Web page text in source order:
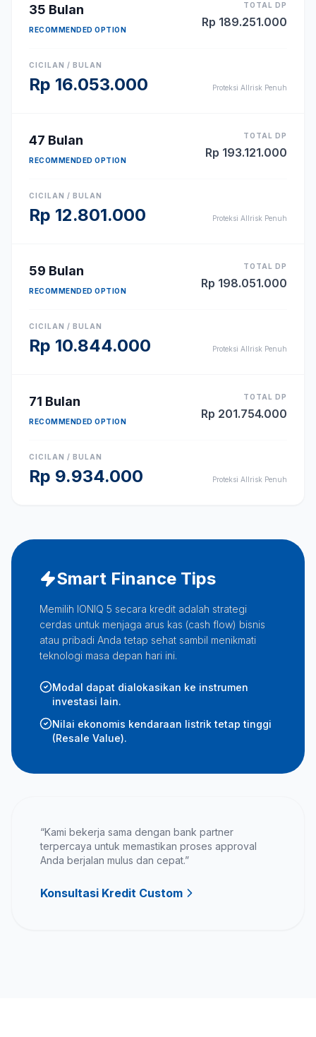
35 Bulan
RECOMMENDED OPTION
TOTAL DP
Rp 189.251.000
CICILAN / BULAN
Rp 16.053.000 Proteksi Allrisk Penuh
47 Bulan
RECOMMENDED OPTION
TOTAL DP
Rp 193.121.000
CICILAN / BULAN
Rp 12.801.000 Proteksi Allrisk Penuh
59 Bulan
RECOMMENDED OPTION
TOTAL DP
Rp 198.051.000
CICILAN / BULAN
Rp 10.844.000 Proteksi Allrisk Penuh
71 Bulan
RECOMMENDED OPTION
TOTAL DP
Rp 201.754.000
CICILAN / BULAN
Rp 9.934.000 Proteksi Allrisk Penuh
Smart Finance Tips
Memilih IONIQ 5 secara kredit adalah strategi
cerdas untuk menjaga arus kas (cash flow) bisnis
atau pribadi Anda tetap sehat sambil menikmati
teknologi masa depan hari ini.
Modal dapat dialokasikan ke instrumen
investasi lain.
Nilai ekonomis kendaraan listrik tetap tinggi
(Resale Value).
“Kami bekerja sama dengan bank partner
terpercaya untuk memastikan proses approval
Anda berjalan mulus dan cepat.”
Konsultasi Kredit Custom